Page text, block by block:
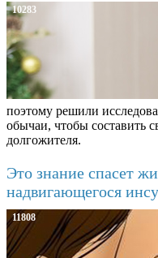
10283
поэтому решили
обычаи, чтобы составить
долгожителя.
Это знание спасет
надвигающегося
11808